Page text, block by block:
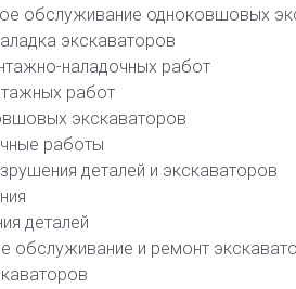
обслуживание одноковшовых
экскаваторов
наладочных работ
работ
экскаваторов
работы
деталей и экскаваторов
деталей
обслуживание и ремонт